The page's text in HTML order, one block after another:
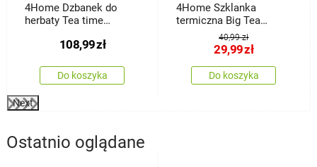
4Home Dzbanek do
herbaty Tea time
108,99zł
Do koszyka
4Home Szklanka
termiczna Big Tea
Hot&Cool 480 ml, 1 szt.
40,99 zł
29,99zł
Do koszyka
Next
Ostatnio oglądane